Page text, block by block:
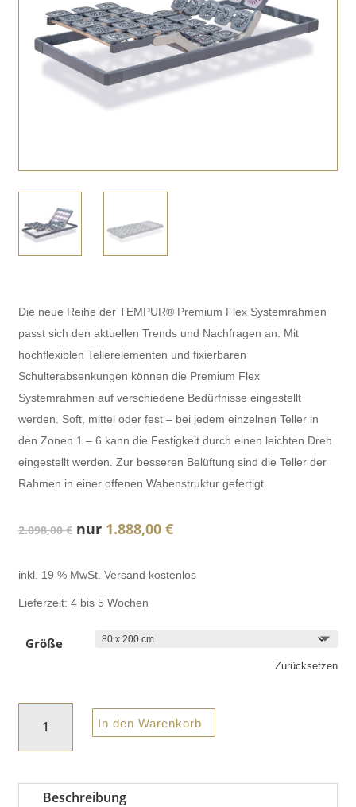
Die neue Reihe der TEMPUR® Premium Flex Systemrahmen
passt sich den aktuellen Trends und Nachfragen an. Mit
hochflexiblen Tellerelementen und fixierbaren
Schulterabsenkungen können die Premium Flex
Systemrahmen auf verschiedene Bedürfnisse eingestellt
werden. Soft, mittel oder fest – bei jedem einzelnen Teller in
den Zonen 1 – 6 kann die Festigkeit durch einen leichten Dreh
eingestellt werden. Zur besseren Belüftung sind die Teller der
Rahmen in einer offenen Wabenstruktur gefertigt.
2.098,00€ Ursprünglicher
war:
nur 1.888,00 €Aktueller
ist:
inkl. 19 % MwSt. Versand kostenlos
Lieferzeit: 4 bis 5 Wochen
Größe
Zurücksetzen
Systemrahmen
In den Warenkorb
Beschreibung